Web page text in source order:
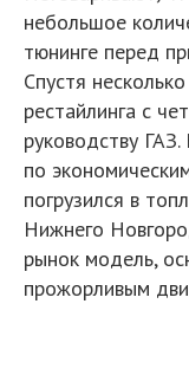
небольшое
тюнинге перед
Спустя
рестайлинга с
руководству
по
погрузился в
Нижнего
рынок модель,
прожорливым